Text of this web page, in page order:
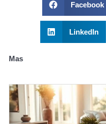
Facebook
LinkedIn
Mas